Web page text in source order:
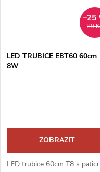
89
–25
LED TRUBICE EBT60 60cm
8W
ZOBRAZIT
LED trubice 60cm T8 s paticí